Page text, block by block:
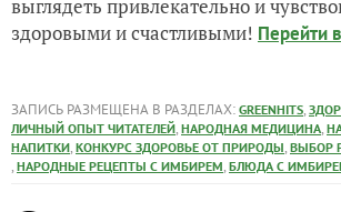
выглядеть привлекательно и
здоровыми и счастливыми! Перейти в
ЗАПИСЬ РАЗМЕЩЕНА В РАЗДЕЛАХ: GREENHITS,
ЛИЧНЫЙ ОПЫТ ЧИТАТЕЛЕЙ, НАРОДНАЯ МЕДИЦИНА,
НАПИТКИ, КОНКУРС ЗДОРОВЬЕ ОТ ПРИРОДЫ, ВЫБОР
, НАРОДНЫЕ РЕЦЕПТЫ С ИМБИРЕМ, БЛЮДА С